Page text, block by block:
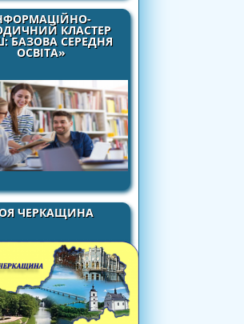
КЛАСТЕР
БАЗОВА СЕРЕДНЯ
ОСВІТА»
ЧЕРКАЩИНА
мова» в початкових